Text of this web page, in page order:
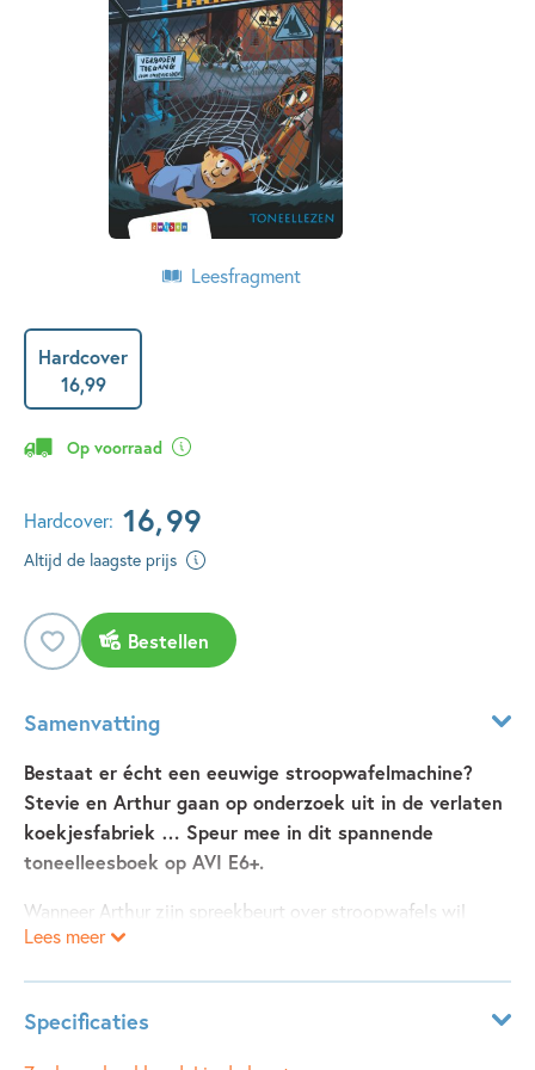
Leesfragment
Hardcover
16,99
Op voorraad
Hardcover: 16,99
Altijd de laagste prijs
Bestellen
Samenvatting
Bestaat er écht een eeuwige stroopwafelmachine?
Stevie en Arthur gaan op onderzoek uit in de verlaten
koekjesfabriek … Speur mee in dit spannende
toneelleesboek op AVI E6+.
Wanneer Arthur zijn spreekbeurt over stroopwafels wil
houden, begint een waanzinnig avontuur. Samen met Stevie
verborgen staan in de verlaten Vughelse Koekfabriek. Maar
die fabriek wordt binnenkort gesloopt om plaats te maken
Lees meer
Specificaties